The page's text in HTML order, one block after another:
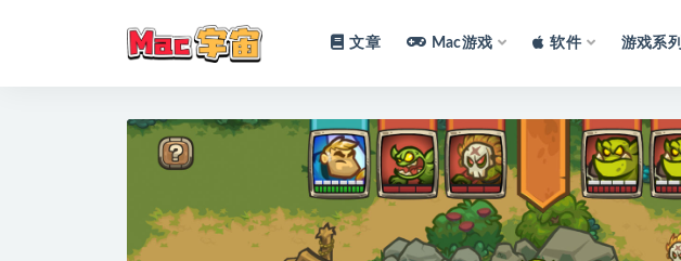
文章 Mac游戏 软件 游戏系列